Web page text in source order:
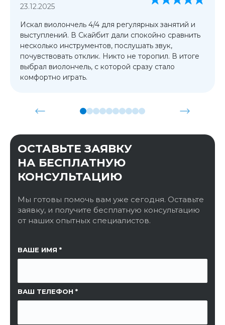
23.12.2025
Искал виолончель 4/4 для регулярных занятий и
выступлений. В Скайбит дали спокойно сравнить
несколько инструментов, послушать звук,
почувствовать отклик. Никто не торопил. В итоге
выбрал виолончель, с которой сразу стало
комфортно играть.
ОСТАВЬТЕ ЗАЯВКУ
НА БЕСПЛАТНУЮ
КОНСУЛЬТАЦИЮ
Мы готовы помочь вам уже сегодня. Оставьте
заявку, и получите бесплатную консультацию
от наших опытных специалистов.
ВАШЕ ИМЯ
ВАШ ТЕЛЕФОН
ССЫЛКА НА СТРАНИЦУ